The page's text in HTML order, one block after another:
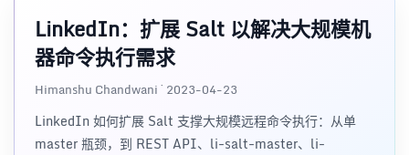
LinkedIn：扩展 Salt 以解决大规模机
器命令执行需求
Himanshu Chandwani · 2023-04-23
LinkedIn 如何扩展 Salt 支撑大规模远程命令执行：从单
master 瓶颈，到 REST API、li-salt-master、li-